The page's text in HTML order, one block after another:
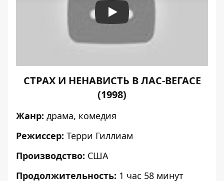
Play
СТРАХ И НЕНАВИСТЬ В ЛАС-ВЕГАСЕ
(1998)
Жанр: драма, комедия
Режиссер: Терри Гиллиам
Производство: США
Продолжительность: 1 час 58 минут